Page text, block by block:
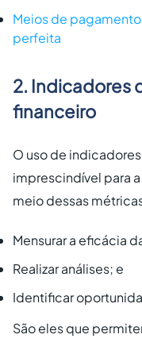
Meios de
perfeita
2. Indicadores
financeiro
O uso de
imprescindível para
meio dessas
Mensurar a eficácia
Realizar análises; e
Identificar
São eles que